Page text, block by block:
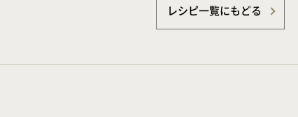
レシピ一覧にもどる